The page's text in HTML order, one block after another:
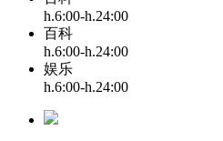
h.6:00-h.24:00
百科
h.6:00-h.24:00
娱乐
h.6:00-h.24:00